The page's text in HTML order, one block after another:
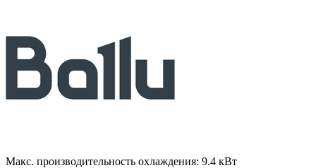
Макс. производительность охлаждения: 9.4 кВт